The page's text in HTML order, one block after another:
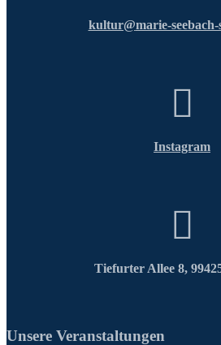
kultur@marie-
Instagram
Tiefurter Allee 8,
Unsere Veranstaltungen